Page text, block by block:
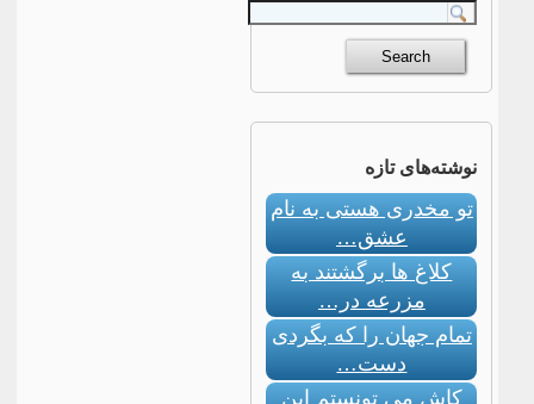
نوشته‌های تازه
تو مخدری هستی به نام
عشق…
کلاغ ها برگشتند به
مزرعه در…
تمام جهان را که بگردی
دست…
کاش می تونستم این